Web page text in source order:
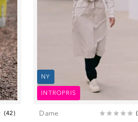
(42)
NY
INTROPRIS
Dame (